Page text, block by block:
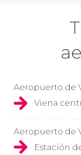
Aeropuerto de
Viena
Aeropuerto de
Estación